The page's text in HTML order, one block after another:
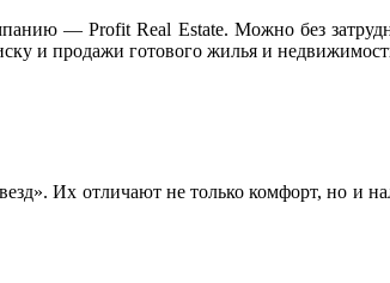
— Profit Real Estate. Можно без
и продажи готового жилья и
Их отличают не только комфорт, но и